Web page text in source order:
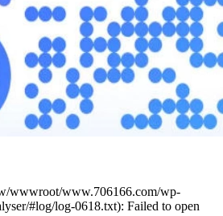
wwwroot/www.706166.com/wp-
#log/log-0618.txt): Failed to open